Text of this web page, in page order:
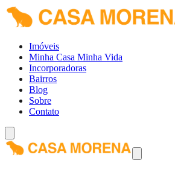
Imóveis
Minha Casa Minha Vida
Incorporadoras
Bairros
Blog
Sobre
Contato